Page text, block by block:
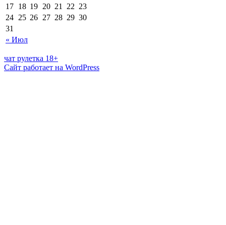
« Июл
17 18 19 20 21 22 23
24 25 26 27 28 29 30
31
чат рулетка 18+
Сайт работает на WordPress